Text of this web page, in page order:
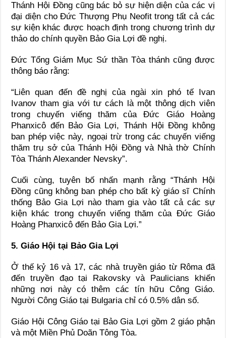
Thánh Hội Đồng cũng bác bỏ sự hiện diện của các vị
đại diện cho Đức Thượng Phụ Neofit trong tất cả các
sự kiện khác được hoạch định trong chương trình dự
thảo do chính quyền Bảo Gia Lợi đề nghị.
Đức Tổng Giám Mục Sứ thần Tòa thánh cũng được
thông báo rằng:
“Liên quan đến đề nghị của ngài xin phó tế Ivan
Ivanov tham gia với tư cách là một thông dịch viên
trong chuyến viếng thăm của Đức Giáo Hoàng
Phanxicô đến Bảo Gia Lợi, Thánh Hội Đồng không
ban phép việc này, ngoại trừ trong các chuyến viếng
thăm trụ sở của Thánh Hội Đồng và Nhà thờ Chính
Tòa Thánh Alexander Nevsky”.
Cuối cùng, tuyên bố nhấn mạnh rằng “Thánh Hội
Đồng cũng không ban phép cho bất kỳ giáo sĩ Chính
thống Bảo Gia Lợi nào tham gia vào tất cả các sự
kiện khác trong chuyến viếng thăm của Đức Giáo
Hoàng Phanxicô đến Bảo Gia Lợi.”
5. Giáo Hội tại Bảo Gia Lợi
Ở thế kỷ 16 và 17, các nhà truyền giáo từ Rôma đã
đến truyền đạo tại Rakovsky và Paulicians khiến
những nơi này có thêm các tín hữu Công Giáo.
Người Công Giáo tại Bulgaria chỉ có 0.5% dân số.
Giáo Hội Công Giáo tại Bảo Gia Lợi gồm 2 giáo phận
và một Miền Phủ Doãn Tông Tòa.